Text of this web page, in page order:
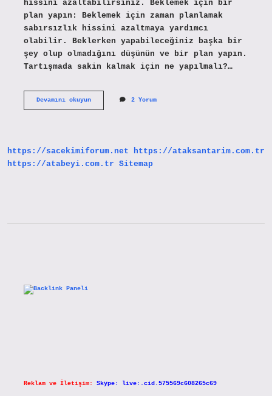
hissini azaltabilirsiniz. Beklemek için bir
plan yapın: Beklemek için zaman planlamak
sabırsızlık hissini azaltmaya yardımcı
olabilir. Beklerken yapabileceğiniz başka bir
şey olup olmadığını düşünün ve bir plan yapın.
Tartışmada sakin kalmak için ne yapılmalı?…
Devamını okuyunSürekli
2 Yorum
https://sacekimiforum.net
https://ataksantarim.com.tr
https://atabeyi.com.tr Sitemap
Reklam ve İletişim: Skype: live:.cid.575569c608265c69